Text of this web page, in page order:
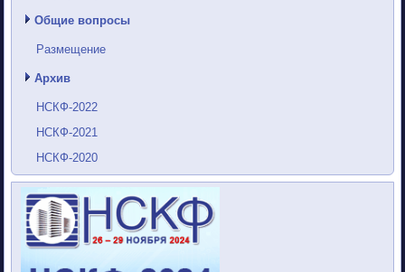
Общие вопросы
Размещение
Архив
НСКФ-2022
НСКФ-2021
НСКФ-2020